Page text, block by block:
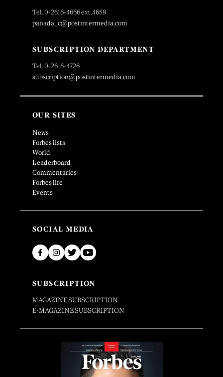
Tel. 0-2616-4666 ext.4659
panada_c@postintermedia.com
SUBSCRIPTION DEPARTMENT
Tel. 0-2616-4726
subscription@postintermedia.com
OUR SITES
News
Forbes lists
World
Leaderboard
Commentaries
Forbes life
Events
SOCIAL MEDIA
SUBSCRIPTION
MAGAZINE SUBSCRIPTION
E-MAGAZINE SUBSCRIPTION